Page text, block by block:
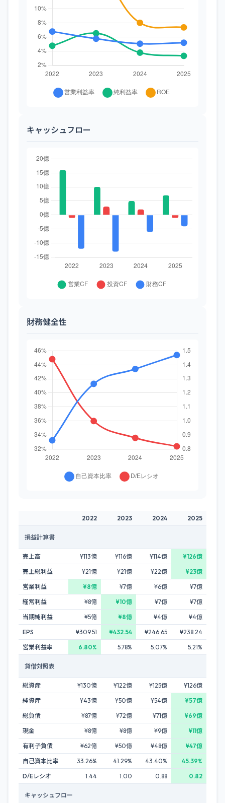
キャッシュフロー
財務健全性
2022 2023 2024 2025
損益計算書
売上高 ¥113億 ¥116億 ¥114億
¥126億
売上総利益
¥21億 ¥21億 ¥22億
¥23億
営業利益
¥8億 ¥7億 ¥6億
¥7億
経常利益
¥8億 ¥10億 ¥7億
¥7億
当期純利益
¥5億 ¥8億 ¥4億
¥4億
EPS
¥309.51 ¥432.54 ¥246.65
¥238.24
営業利益率
6.80% 5.78% 5.07% 5.21%
貸借対照表
総資産 ¥130億 ¥122億 ¥125億
¥126億
純資産
¥43億 ¥50億 ¥54億
¥57億
総負債
¥87億 ¥72億 ¥71億
¥69億
現金
¥8億 ¥8億 ¥9億
¥11億
有利子負債
¥62億 ¥50億 ¥48億
¥47億
自己資本比率
33.26% 41.29% 43.40%
45.39%
D/Eレシオ
1.44 1.00 0.88 0.82
キャッシュフロー